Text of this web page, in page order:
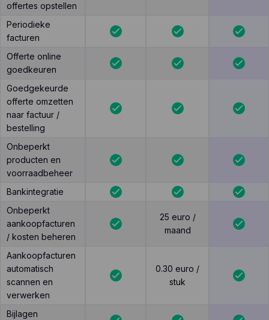
offertes opstellen
Periodieke
facturen
Offerte online
goedkeuren
Goedgekeurde
offerte omzetten
naar factuur /
bestelling
Onbeperkt
producten en
voorraadbeheer
Bankintegratie
Onbeperkt
aankoopfacturen
/ kosten beheren
25 euro /
maand
Aankoopfacturen
automatisch
scannen en
verwerken
0.30 euro /
stuk
Bijlagen